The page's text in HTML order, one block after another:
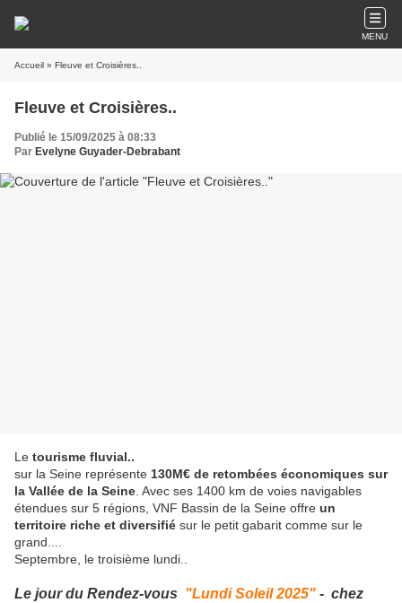
MENU
Accueil » Fleuve et Croisières..
Fleuve et Croisières..
Publié le 15/09/2025 à 08:33
Par Evelyne Guyader-Debrabant
Le tourisme fluvial..
sur la Seine représente 130M€ de retombées économiques sur
la Vallée de la Seine . Avec ses 1400 km de voies navigables
étendues sur 5 régions, VNF Bassin de la Seine offre un
territoire riche et diversifié sur le petit gabarit comme sur le
grand....
Septembre, le troisième lundi..
Le jour du Rendez-vous "Lundi Soleil 2025" - chez